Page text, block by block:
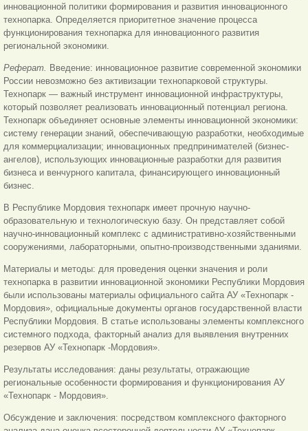
инновационной политики формирования и развития инновационного
технопарка. Определяется приоритетное значение процесса
функционирования технопарка для инновационного развития
региональной экономики.
Реферат. Введение: инновационное развитие современной экономики
России невозможно без активизации технопарковой структуры.
Технопарк — важный инструмент инновационной инфраструктуры,
который позволяет реализовать инновационный потенциал региона.
Технопарк объединяет основные элементы инновационной экономики:
систему генерации знаний, обеспечивающую разработки, необходимые
для коммерциализации; инновационных предпринимателей (бизнес-
ангелов), использующих инновационные разработки для развития
бизнеса и венчурного капитала, финансирующего инновационный
бизнес.
В Республике Мордовия технопарк имеет прочную научно-
образовательную и технологическую базу. Он представляет собой
научно-инновационный комплекс с административно-хозяйственными
сооружениями, лабораторными, опытно-производственными зданиями.
Материалы и методы: для проведения оценки значения и роли
технопарка в развитии инновационной экономики Республики Мордовия
были использованы материалы официального сайта АУ «Технопарк -
Мордовия», официальные документы органов государственной власти
Республики Мордовия. В статье использованы элементы комплексного
системного подхода, факторный анализ для выявления внутренних
резервов АУ «Технопарк -Мордовия».
Результаты исследования: даны результаты, отражающие
региональные особенности формирования и функционирования АУ
«Технопарк - Мордовия».
Обсуждение и заключения: посредством комплексного факторного